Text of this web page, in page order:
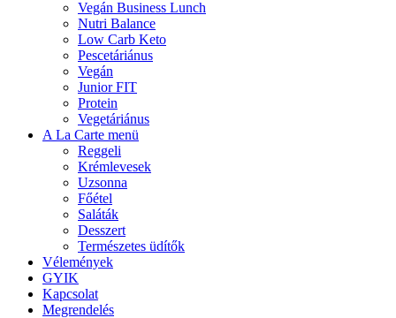
Vegán Business Lunch
Nutri Balance
Low Carb Keto
Pescetáriánus
Vegán
Junior FIT
Protein
Vegetáriánus
A La Carte menü
Reggeli
Krémlevesek
Uzsonna
Főétel
Saláták
Desszert
Természetes üdítők
Vélemények
GYIK
Kapcsolat
Megrendelés